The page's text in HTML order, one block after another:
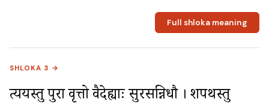
Full shloka meaning
SHLOKA 3 →
प्रत्ययस्तु पुरा वृत्तो वैदेह्याः सुरसन्निधौ । शपथस्तु